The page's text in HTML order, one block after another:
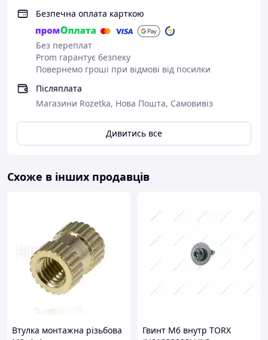
Безпечна оплата карткою
Без переплат
Prom гарантує безпеку
Повернемо гроші при відмові від посилки
Післяплата
Магазини Rozetka, Нова Пошта, Самовивіз
Дивитись все
Схоже в інших продавців
Втулка монтажна різьбова
Гвинт М6 внутр TORX